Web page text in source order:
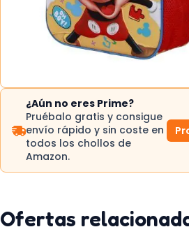
¿Aún no eres Prime?
Pruébalo gratis y consigue
envío rápido y sin coste en
todos los chollos de
Amazon.
Ofertas